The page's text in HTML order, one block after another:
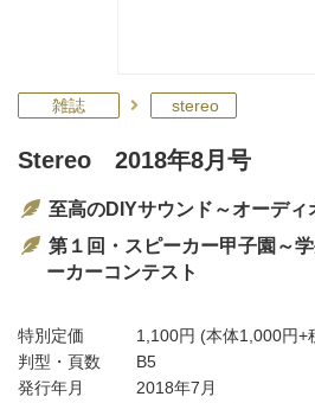
雑誌 stereo
Stereo 2018年8月号
至高のDIYサウンド～オーディ
第１回・スピーカー甲子園～
ーカーコンテスト
特別定価 1,100円 (本体1,000円+
判型・頁数
B5
発行年月
2018年7月